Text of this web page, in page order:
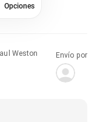
Opciones
Weston
Envío por